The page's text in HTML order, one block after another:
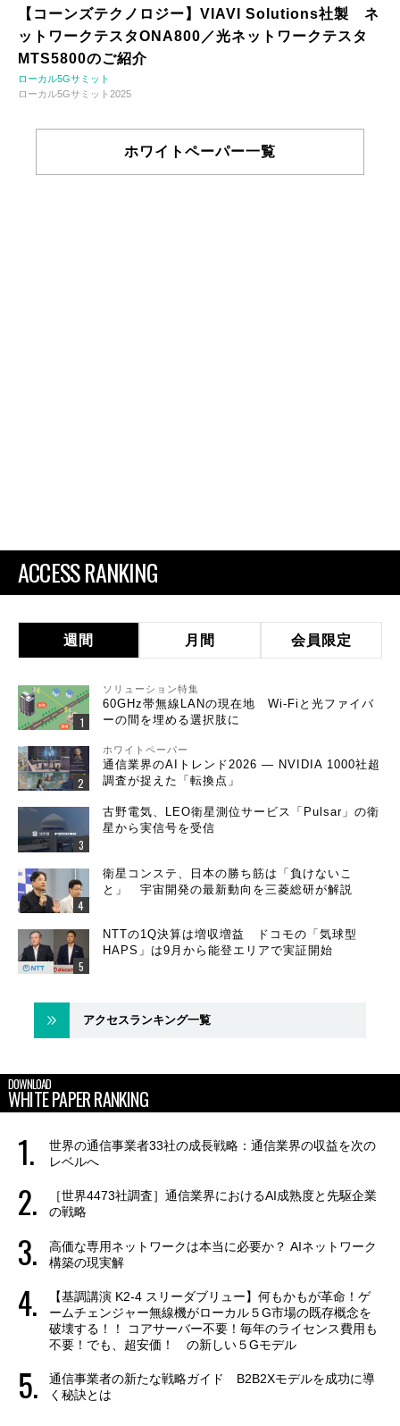
【コーンズテクノロジー】VIAVI Solutions社製 ネ
ットワークテスタONA800／光ネットワークテスタ
MTS5800のご紹介
ローカル5Gサミット
ローカル5Gサミット2025
ホワイトペーパー一覧
ACCESS RANKING
週間 月間 会員限定
ソリューション特集
60GHz帯無線LANの現在地 Wi-Fiと光ファイバ
ーの間を埋める選択肢に
ホワイトペーパー
通信業界のAIトレンド2026 ― NVIDIA 1000社超
調査が捉えた「転換点」
古野電気、LEO衛星測位サービス「Pulsar」の衛
星から実信号を受信
衛星コンステ、日本の勝ち筋は「負けないこ
と」 宇宙開発の最新動向を三菱総研が解説
NTTの1Q決算は増収増益 ドコモの「気球型
HAPS」は9月から能登エリアで実証開始
アクセスランキング一覧
DOWNLOAD
WHITE PAPER RANKING
世界の通信事業者33社の成長戦略：通信業界の収益を次の
レベルへ
［世界4473社調査］通信業界におけるAI成熟度と先駆企業
の戦略
高価な専用ネットワークは本当に必要か？ AIネットワーク
構築の現実解
【基調講演 K2-4 スリーダブリュー】何もかもが革命！ゲ
ームチェンジャー無線機がローカル５G市場の既存概念を
破壊する！！ コアサーバー不要！毎年のライセンス費用も
不要！でも、超安価！ の新しい５Gモデル
通信事業者の新たな戦略ガイド B2B2Xモデルを成功に導
く秘訣とは